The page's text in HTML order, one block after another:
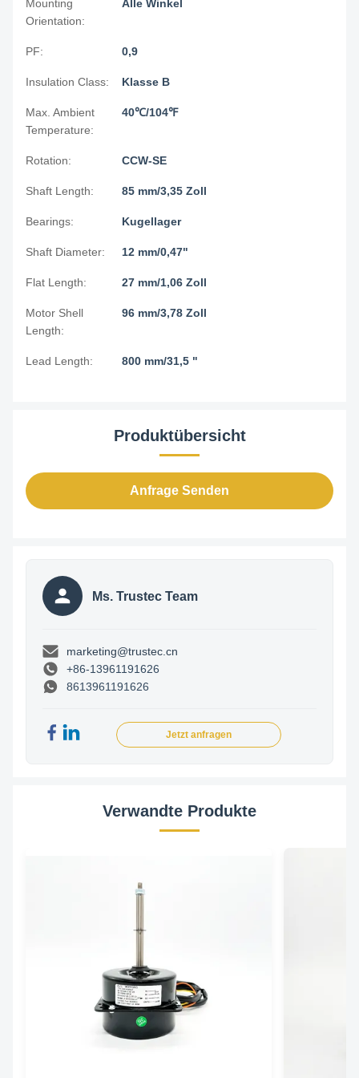
Mounting
Orientation:
Alle Winkel
PF: 0,9
Insulation Class: Klasse B
Max. Ambient
Temperature:
40℃/104℉
Rotation: CCW-SE
Shaft Length: 85 mm/3,35 Zoll
Bearings: Kugellager
Shaft Diameter: 12 mm/0,47"
Flat Length: 27 mm/1,06 Zoll
Motor Shell
Length:
96 mm/3,78 Zoll
Lead Length: 800 mm/31,5 "
Produktübersicht
Anfrage Senden
Ms. Trustec Team
marketing@trustec.cn
+86-13961191626
8613961191626
Jetzt anfragen
Verwandte Produkte